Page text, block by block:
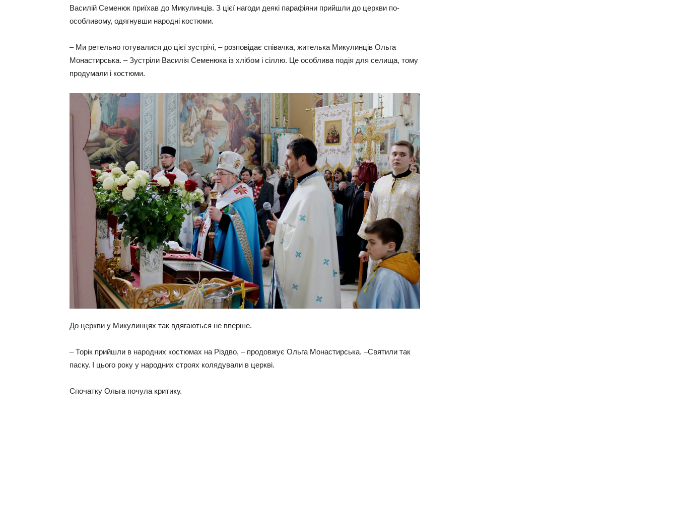
Василій Семенюк приїхав до Микулинців. З цієї нагоди деякі парафіяни прийшли до церкви по-
особливому, одягнувши народні костюми.
– Ми ретельно готувалися до цієї зустрічі, – розповідає співачка, жителька Микулинців Ольга
Монастирська. – Зустріли Василія Семенюка із хлібом і сіллю. Це особлива подія для селища, тому
продумали і костюми.
До церкви у Микулинцях так вдягаються не вперше.
– Торік прийшли в народних костюмах на Різдво, – продовжує Ольга Монастирська. –Святили так
паску. І цього року у народних строях колядували в церкві.
Спочатку Ольга почула критику.